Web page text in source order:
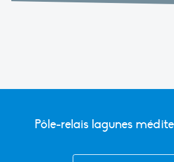
Pôle-relais lagunes